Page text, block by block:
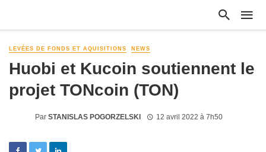
LEVÉES DE FONDS ET AQUISITIONS NEWS
Huobi et Kucoin soutiennent le
projet TONcoin (TON)
Par STANISLAS POGORZELSKI 12 avril 2022 à 7h50